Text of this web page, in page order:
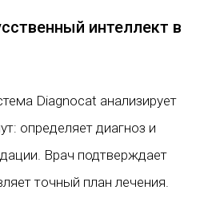
интеллект в
Diagnocat анализирует
определяет диагноз и
Врач подтверждает
точный план лечения.